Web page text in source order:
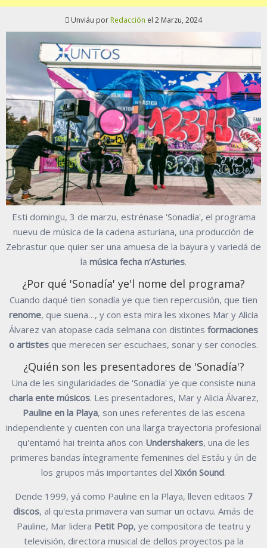
Unviáu por Redacción el 2 Marzu, 2024
Esti domingu, 3 de marzu, estrénase 'Sonadía', el programa
nuevu de música de la cadena asturiana, una producción de
Zebrastur que quier ser una amuesa de la bayura y variedá de
la música fecha n’Asturies.
¿Por qué 'Sonadía' ye'l nome del programa?
Cuando daqué tien sonadía ye que tien repercusión, que tien
renome, que suena…, y con esta mira les xixones Mar y Alicia
Álvarez van atopase cada selmana con distintes formaciones
o artistes que merecen ser escuchaes, sonar y ser conocíes.
¿Quién son les presentadores de 'Sonadía'?
Una de les singularidades de 'Sonadía' ye que consiste nuna
charla ente músicos. Les presentadores, Mar y Alicia Álvarez,
Pauline en la Playa, son unes referentes de las escena
independiente y cuenten con una llarga trayectoria profesional
qu'entamó hai treinta años con Undershakers, una de les
primeres bandas íntegramente femenines del Estáu y ún de
los grupos más importantes del Xixón Sound.
Dende 1999, yá como Pauline en la Playa, lleven editaos 7
discos, al qu'esta primavera van sumar un octavu. Amás de
Pauline, Mar lidera Petit Pop, ye compositora de teatru y
televisión, directora musical de dellos proyectos pa la